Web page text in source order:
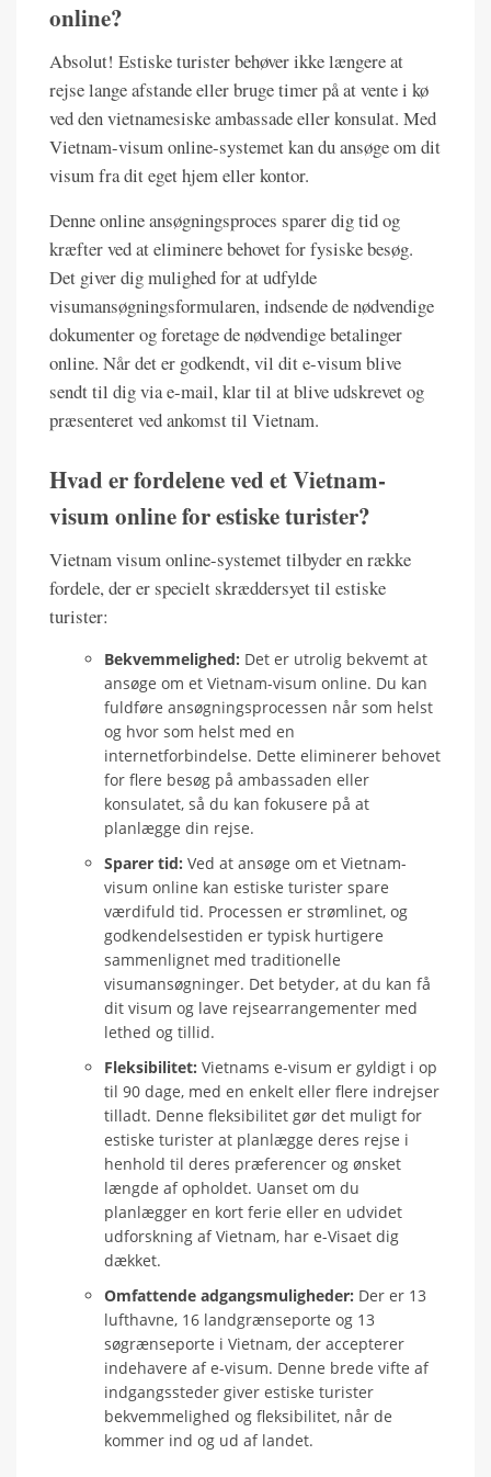
online?
Absolut! Estiske turister behøver ikke længere at
rejse lange afstande eller bruge timer på at vente i kø
ved den vietnamesiske ambassade eller konsulat. Med
Vietnam-visum online-systemet kan du ansøge om dit
visum fra dit eget hjem eller kontor.
Denne online ansøgningsproces sparer dig tid og
kræfter ved at eliminere behovet for fysiske besøg.
Det giver dig mulighed for at udfylde
visumansøgningsformularen, indsende de nødvendige
dokumenter og foretage de nødvendige betalinger
online. Når det er godkendt, vil dit e-visum blive
sendt til dig via e-mail, klar til at blive udskrevet og
præsenteret ved ankomst til Vietnam.
Hvad er fordelene ved et Vietnam-
visum online for estiske turister?
Vietnam visum online-systemet tilbyder en række
fordele, der er specielt skræddersyet til estiske
turister:
Bekvemmelighed: Det er utrolig bekvemt at
ansøge om et Vietnam-visum online. Du kan
fuldføre ansøgningsprocessen når som helst
og hvor som helst med en
internetforbindelse. Dette eliminerer behovet
for flere besøg på ambassaden eller
konsulatet, så du kan fokusere på at
planlægge din rejse.
Sparer tid: Ved at ansøge om et Vietnam-
visum online kan estiske turister spare
værdifuld tid. Processen er strømlinet, og
godkendelsestiden er typisk hurtigere
sammenlignet med traditionelle
visumansøgninger. Det betyder, at du kan få
dit visum og lave rejsearrangementer med
lethed og tillid.
Fleksibilitet: Vietnams e-visum er gyldigt i op
til 90 dage, med en enkelt eller flere indrejser
tilladt. Denne fleksibilitet gør det muligt for
estiske turister at planlægge deres rejse i
henhold til deres præferencer og ønsket
længde af opholdet. Uanset om du
planlægger en kort ferie eller en udvidet
udforskning af Vietnam, har e-Visaet dig
dækket.
Omfattende adgangsmuligheder: Der er 13
lufthavne, 16 landgrænseporte og 13
søgrænseporte i Vietnam, der accepterer
indehavere af e-visum. Denne brede vifte af
indgangssteder giver estiske turister
bekvemmelighed og fleksibilitet, når de
kommer ind og ud af landet.